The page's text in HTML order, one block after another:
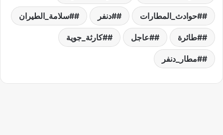
#حوادث_المطارات #دنفر #سلامة_الطيران
#طائرة #عاجل #كارثة_جوية
#مطار_دنفر